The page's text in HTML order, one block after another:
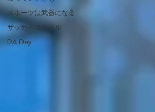
スポーツは武器になる
サッカースクール
PA Day